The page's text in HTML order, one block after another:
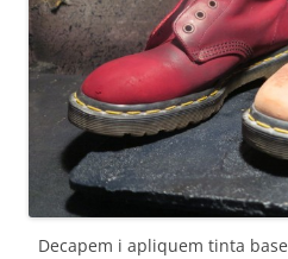
Decapem i apliquem tinta base